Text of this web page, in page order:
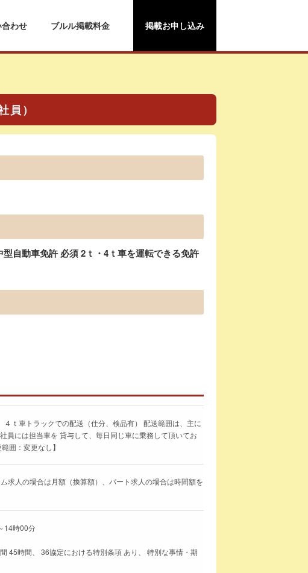
わせ ブルル掲載料金 掲載お申し込み
）
自動車免許 必須 2ｔ・4ｔ車を運転できる免許
ｔ車トラックでの配送（仕分、検品有） 配送範囲は、主に
員には担当車を 貸与して、毎日同じ車に乗務して頂いてお
囲：変更なし】
求人の場合は月額（換算額）、パート求人の場合は時間額を
14時00分
45時間、 36協定における特別条項 あり、 特別な事情・期